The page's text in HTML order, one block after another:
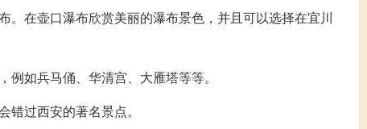
在壶口瀑布欣赏美丽的瀑布景色，并且可以选择在宜川
如兵马俑、华清宫、大雁塔等等。
过西安的著名景点。